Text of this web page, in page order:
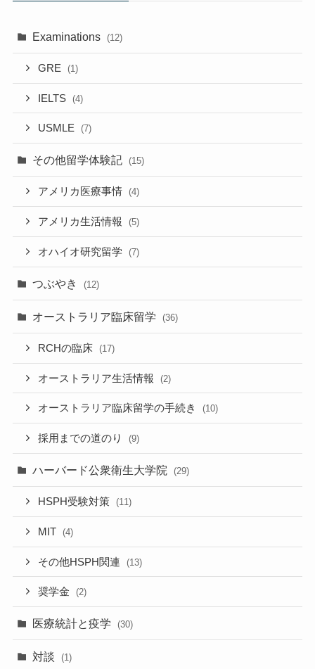
Examinations (12)
GRE (1)
IELTS (4)
USMLE (7)
その他留学体験記 (15)
アメリカ医療事情 (4)
アメリカ生活情報 (5)
オハイオ研究留学 (7)
つぶやき (12)
オーストラリア臨床留学 (36)
RCHの臨床 (17)
オーストラリア生活情報 (2)
オーストラリア臨床留学の手続き (10)
採用までの道のり (9)
ハーバード公衆衛生大学院 (29)
HSPH受験対策 (11)
MIT (4)
その他HSPH関連 (13)
奨学金 (2)
医療統計と疫学 (30)
対談 (1)